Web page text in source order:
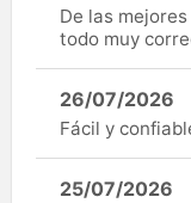
De las
todo muy
26/07/2026
Fácil y
25/07/2026